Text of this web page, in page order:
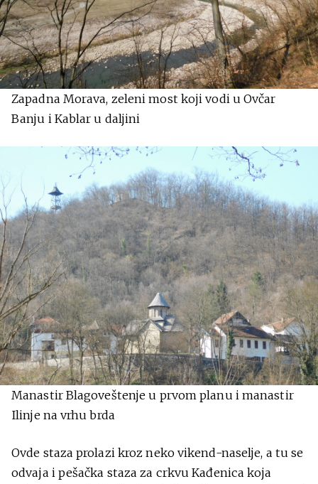
Zapadna Morava, zeleni most koji vodi u Ovčar
Banju i Kablar u daljini
Manastir Blagoveštenje u prvom planu i manastir
Ilinje na vrhu brda
Ovde staza prolazi kroz neko vikend-naselje, a tu se
odvaja i pešačka staza za crkvu Kađenica koja